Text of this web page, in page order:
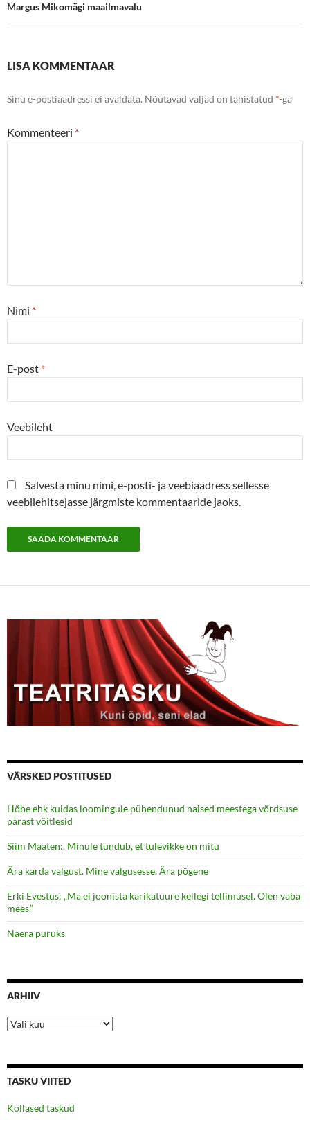
Margus Mikomägi maailmavalu
LISA KOMMENTAAR
Sinu e-postiaadressi ei avaldata. Nõutavad väljad on tähistatud *-ga
Kommenteeri *
Nimi *
E-post *
Veebileht
Salvesta minu nimi, e-posti- ja veebiaadress sellesse
veebilehitsejasse järgmiste kommentaaride jaoks.
VÄRSKED POSTITUSED
Hõbe ehk kuidas loomingule pühendunud naised meestega võrdsuse
pärast võitlesid
Siim Maaten:. Minule tundub, et tulevikke on mitu
Ära karda valgust. Mine valgusesse. Ära põgene
Erki Evestus: „Ma ei joonista karikatuure kellegi tellimusel. Olen vaba
mees.”
Naera puruks
ARHIIV
Arhiiv
TASKU VIITED
Kollased taskud